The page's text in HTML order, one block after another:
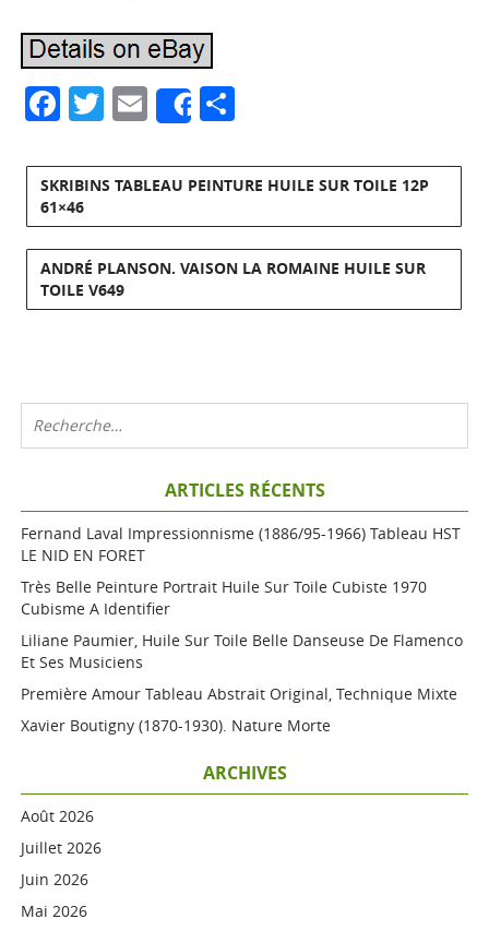
Facebook
Twitter
Email
Share
SKRIBINS TABLEAU PEINTURE HUILE SUR TOILE 12P
61×46
ANDRÉ PLANSON. VAISON LA ROMAINE HUILE SUR
TOILE V649
ARTICLES RÉCENTS
Fernand Laval Impressionnisme (1886/95-1966) Tableau HST
LE NID EN FORET
Très Belle Peinture Portrait Huile Sur Toile Cubiste 1970
Cubisme A Identifier
Liliane Paumier, Huile Sur Toile Belle Danseuse De Flamenco
Et Ses Musiciens
Première Amour Tableau Abstrait Original, Technique Mixte
Xavier Boutigny (1870-1930). Nature Morte
ARCHIVES
Août 2026
Juillet 2026
Juin 2026
Mai 2026